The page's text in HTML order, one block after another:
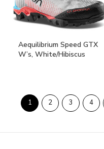
Aequilibrium Speed GTX
W’s, White/Hibiscus
1 2 3 4